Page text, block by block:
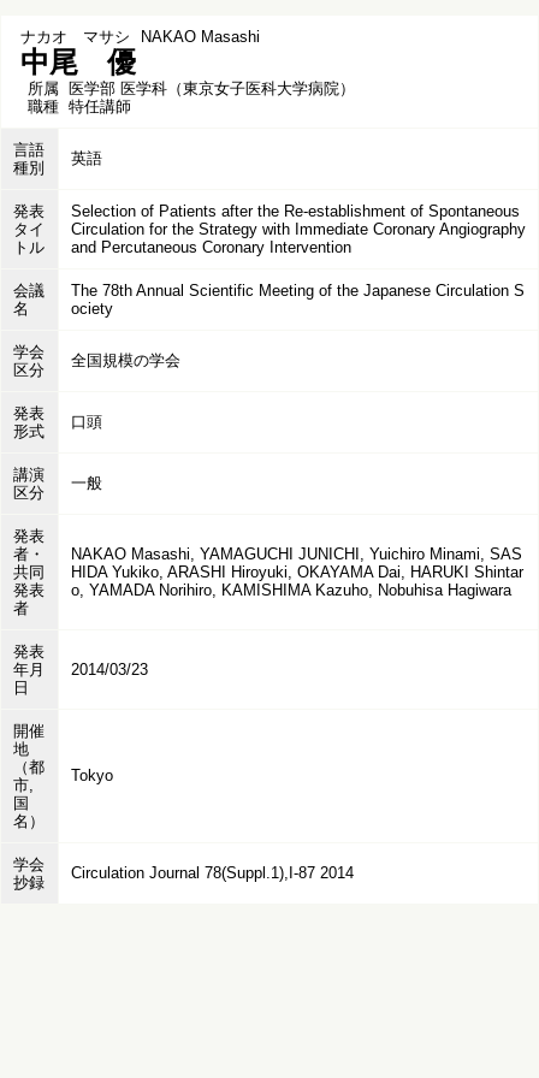
ナカオ マサシ NAKAO Masashi
中尾 優
所属 医学部 医学科（東京女子医科大学病院）
職種 特任講師
言語
種別
英語
発表
タイ
トル
Selection of Patients after the Re-establishment of Spontaneous
Circulation for the Strategy with Immediate Coronary Angiography
and Percutaneous Coronary Intervention
会議
名
The 78th Annual Scientific Meeting of the Japanese Circulation S
ociety
学会
区分
全国規模の学会
発表
形式
口頭
講演
区分
一般
発表
者・
共同
発表
者
NAKAO Masashi, YAMAGUCHI JUNICHI, Yuichiro Minami, SAS
HIDA Yukiko, ARASHI Hiroyuki, OKAYAMA Dai, HARUKI Shintar
o, YAMADA Norihiro, KAMISHIMA Kazuho, Nobuhisa Hagiwara
発表
年月
日
2014/03/23
開催
地
（都
市,
国
名）
Tokyo
学会
抄録
Circulation Journal 78(Suppl.1),I-87 2014